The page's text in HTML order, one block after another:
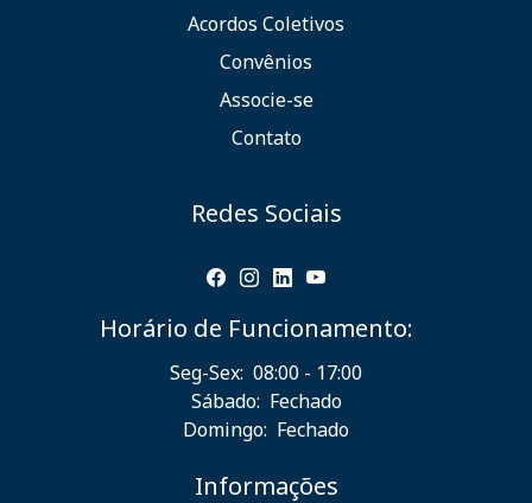
Acordos Coletivos
Convênios
Associe-se
Contato
Redes Sociais
Horário de Funcionamento:
Seg-Sex: 08:00 - 17:00
Sábado: Fechado
Domingo: Fechado
Informações